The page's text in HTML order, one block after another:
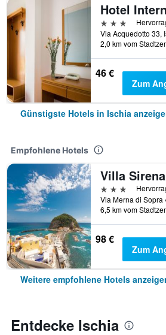
3 Sterne
2,0 km vom
46 €
Zum
Günstigste Hotels in Ischia
Empfohlene Hotels
Villa Sirena
3 Sterne
6,5 km vom
98 €
Zum
Weitere empfohlene Hotels
Entdecke Ischia